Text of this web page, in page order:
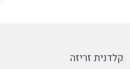
קלדנית זריזה